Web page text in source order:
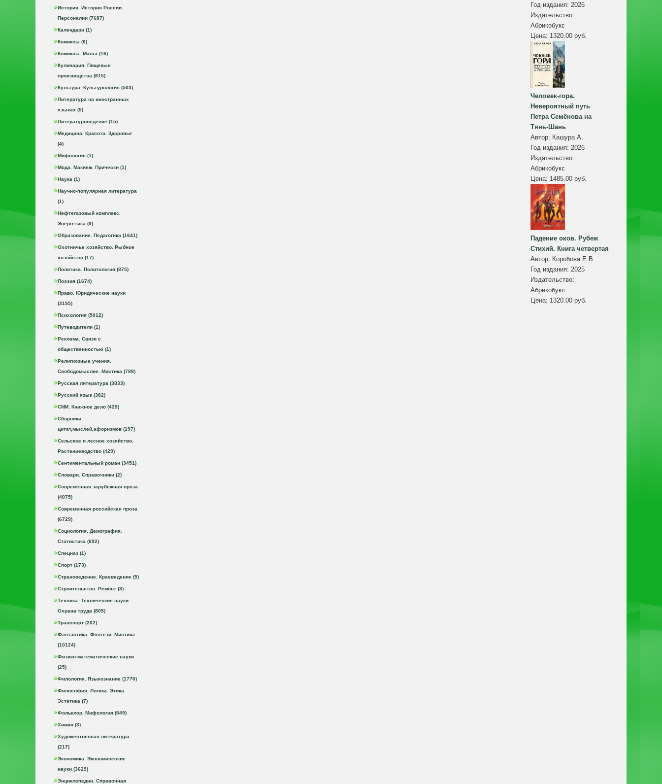
История. История России.
Персоналии (7687)
Календари (1)
Комиксы (6)
Комиксы. Манга (16)
Кулинария. Пищевые
производства (815)
Культура. Культурология (503)
Литература на иностранных
языках (5)
Литературоведение (15)
Медицина. Красота. Здоровье
(4)
Мифология (1)
Мода. Макияж. Прически (1)
Наука (1)
Научно-популярная литература
(1)
Нефтегазовый комплекс.
Энергетика (9)
Образование. Педагогика (1641)
Охотничье хозяйство. Рыбное
хозяйство (17)
Политика. Политология (875)
Поэзия (1674)
Право. Юридические науки
(3195)
Психология (5012)
Путеводители (1)
Реклама. Связи с
общественностью (1)
Религиозные учения.
Свободомыслие. Мистика (788)
Русская литература (3833)
Русский язык (382)
СМИ. Книжное дело (429)
Сборники
цитат,мыслей,афоризмов (197)
Сельское и лесное хозяйство.
Растениеводство (429)
Сентиментальный роман (3451)
Словари. Справочники (2)
Современная зарубежная проза
(4075)
Современная российская проза
(6729)
Социология. Демография.
Статистика (692)
Спецназ (1)
Спорт (173)
Страноведение. Краеведение (5)
Строительство. Ремонт (3)
Техника. Технические науки.
Охрана труда (805)
Транспорт (202)
Фантастика. Фэнтези. Мистика
(10124)
Физико-математические науки
(25)
Филология. Языкознание (1770)
Философия. Логика. Этика.
Эстетика (7)
Фольклор. Мифология (549)
Химия (3)
Художественная литература
(217)
Экономика. Экономические
науки (3629)
Энциклопедии. Справочная
Год издания: 2026
Издательство:
Абрикобукс
Цена: 1320.00 руб.
Человек-гора.
Невероятный путь
Петра Семёнова на
Тянь-Шань
Автор: Кашура А.
Год издания: 2026
Издательство:
Абрикобукс
Цена: 1485.00 руб.
Падение оков. Рубеж
Стихий. Книга четвертая
Автор: Коробова Е.В.
Год издания: 2025
Издательство:
Абрикобукс
Цена: 1320.00 руб.